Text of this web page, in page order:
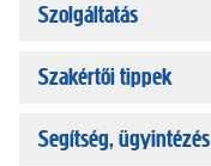
Szolgáltatás
Szakértői tippek
Segítség, ügyintézés